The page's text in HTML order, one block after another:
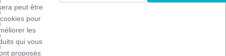
Droits d'auteur ©2025
peut être
pour
les
qui vous
proposés